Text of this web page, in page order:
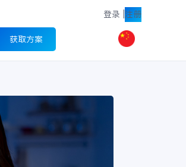
登录 注册
获取方案